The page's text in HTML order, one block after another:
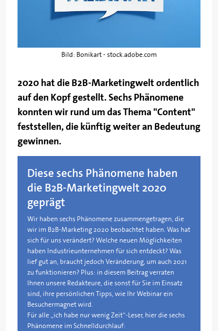
Bild: Bonikart - stock.adobe.com
2020 hat die B2B-Marketingwelt ordentlich
auf den Kopf gestellt. Sechs Phänomene
konnten wir rund um das Thema "Content"
feststellen, die künftig weiter an Bedeutung
gewinnen.
Diese sechs Phänomene haben
die B2B-Marketingwelt 2020
geprägt
Wir haben sechs Phänomene zusammengetragen, die
wir im B2B-Marketing 2020 beobachtet haben. Was hat
sich für uns verändert? Welche neuen Möglichkeiten
haben Industrieunternehmen für sich entdeckt? Was
lief gut an, braucht jedoch Veränderung, um auch 2021
zu funktionieren? Plus: in diesem Beitrag verraten
Ihnen unsere Redakteure, die sonst für Sie im Einsatz
sind, ihre persönlichen Tipps, wie Ihr Webinar ein
Besuchermagnet wird.
Für alle „ich habe nur wenig Zeit“-Leser, hier die sechs
Phänomene im Schnelldurchlauf: